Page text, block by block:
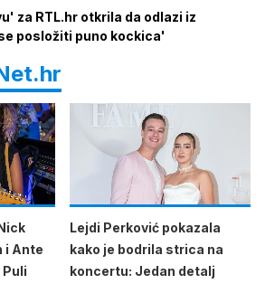
za RTL.hr otkrila da odlazi iz
posložiti puno kockica'
i Ante
Puli
Lejdi Perković pokazala
kako je bodrila strica na
koncertu: Jedan detalj